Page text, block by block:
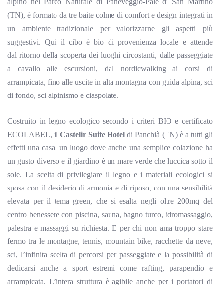
(TN), è formato da tre baite colme di comfort e design integrati in
un ambiente tradizionale per valorizzarne gli aspetti più
suggestivi. Qui il cibo è bio di provenienza locale e attende
dal ritorno della scoperta dei luoghi circostanti, dalle passeggiate
a cavallo alle escursioni, dal nordicwalking ai corsi di
arrampicata, fino alle uscite in alta montagna con guida alpina, sci
di fondo, sci alpinismo e ciaspolate.
Costruito in legno ecologico secondo i criteri BIO e certificato
ECOLABEL, ilCastelir Suite HoteldiPanchià (TN) è a tutti gli
effetti una casa,un luogo dove anche una semplice colazione ha
un gusto diverso e il giardino è un mare verde che luccica sotto il
sole. La scelta di privilegiare il legno e i materiali ecologici si
sposa con il desiderio di armonia e di riposo, con una sensibilità
elevata per il tema green, che si esalta negli oltre 200mq del
centro benessere con piscina, sauna, bagno turco, idromassaggio,
palestra e massaggi su richiesta. E per chi non ama troppo stare
fermo tra le montagne, tennis, mountain bike, racchette da neve,
sci, l’infinita scelta di percorsi per passeggiate e la possibilità di
dedicarsi anche a sport estremi come rafting, parapendio e
arrampicata. L’intera struttura è agibile anche per i portatori di